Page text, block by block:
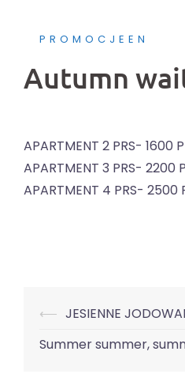
PROMOCJEEN
Autumn
APARTMENT 2 PRS- 1600
APARTMENT 3 PRS- 2200
APARTMENT 4 PRS- 2500
Nawigacja
wpisu
⟵ JESIENNE
Summer summer,